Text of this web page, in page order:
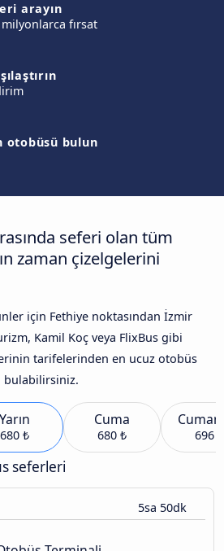
arayın
fırsat
otobüsü bulun
seferi olan tüm
zaman çizelgelerini
için Fethiye noktasından İzmir
Kamil Koç veya FlixBus gibi
tarifelerinden en ucuz otobüs
bulabilirsiniz.
Yarın
680 ₺
Cuma
680 ₺ 696 ₺
seferleri
5sa 50dk